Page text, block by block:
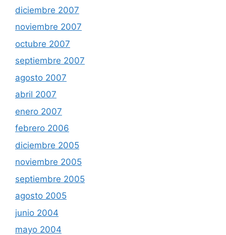
diciembre 2007
noviembre 2007
octubre 2007
septiembre 2007
agosto 2007
abril 2007
enero 2007
febrero 2006
diciembre 2005
noviembre 2005
septiembre 2005
agosto 2005
junio 2004
mayo 2004